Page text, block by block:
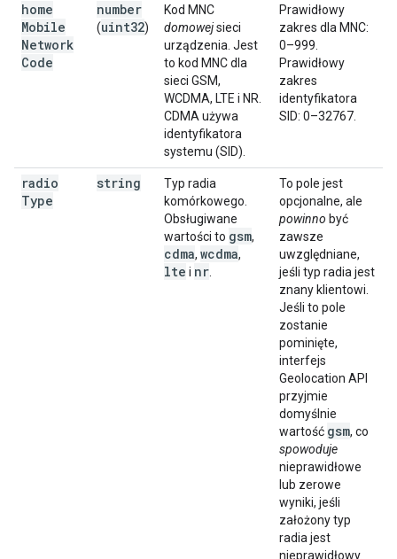
home
Mobile
Network
Code
number
(uint32)
Kod MNC
domowejsieci
urządzenia. Jest
to kod MNC dla
sieci GSM,
WCDMA, LTE i NR.
CDMA używa
identyfikatora
systemu (SID).
Prawidłowy
zakres dla MNC:
0–999.
Prawidłowy
zakres
identyfikatora
SID: 0–32767.
radio
Type
string
Typ radia
komórkowego.
Obsługiwane
wartości to gsm,
cdma, wcdma,
lte i nr
To pole jest
opcjonalne, ale
powinno być
zawsze
uwzględniane,
jeśli typ radia jest
znany klientowi.
Jeśli to pole
zostanie
pominięte,
interfejs
Geolocation API
przyjmie
domyślnie
wartość gsm, co
spowoduje
nieprawidłowe
lub zerowe
wyniki, jeśli
założony typ
radia jest
nieprawidłowy.